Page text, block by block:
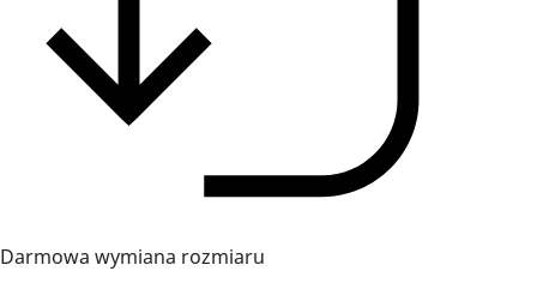
Darmowa wymiana rozmiaru